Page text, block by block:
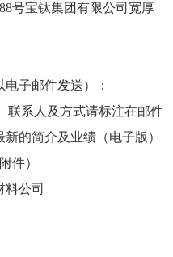
88号宝钛集团有限公司宽厚
子邮件发送）：
联系人及方式请标注在邮件
新的简介及业绩（电子版）
件）
料公司